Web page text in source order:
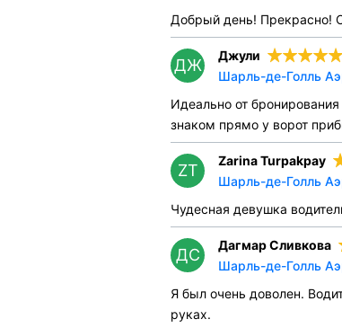
Добрый день! Прекрасно!
ДЖ
Джули
Шарль-де-Голль
Идеально от
знаком прямо у ворот
ZT
Zarina Turpakpay
Шарль-де-Голль
Чудесная девушка
ДС
Дагмар Сливкова
Шарль-де-Голль
Я был очень доволен.
руках.